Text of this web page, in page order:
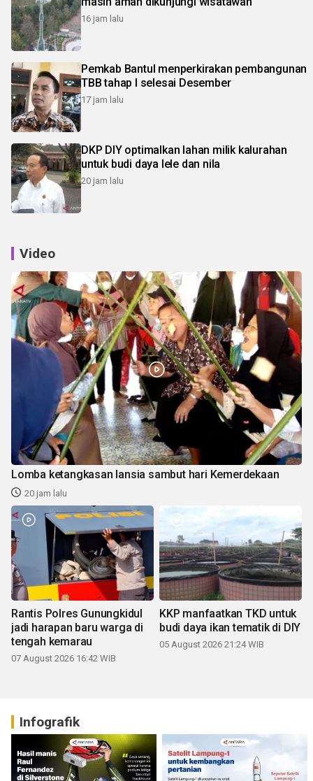
16 jam lalu
Pemkab Bantul menperkirakan pembangunan
TBB tahap I selesai Desember
17 jam lalu
DKP DIY optimalkan lahan milik kalurahan
untuk budi daya lele dan nila
20 jam lalu
Video
Lomba ketangkasan lansia sambut hari Kemerdekaan
20 jam lalu
Rantis Polres Gunungkidul
jadi harapan baru warga di
tengah kemarau
07 August 2026 16:42 WIB
KKP manfaatkan TKD untuk
budi daya ikan tematik di DIY
05 August 2026 21:24 WIB
Infografik